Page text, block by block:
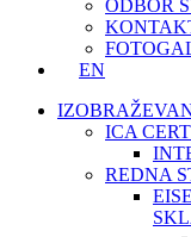
ODBOR
EN
ICA
REDNA